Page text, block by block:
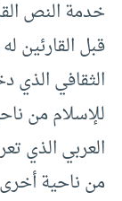
خدمة النص
قبل القارئين
الثقافي الذي
للإسلام من
العربي الذي
من ناحية